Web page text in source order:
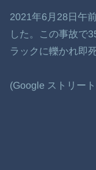
2021年6月28日午
した。この事故で
ラックに轢かれ即
(Google ストリー